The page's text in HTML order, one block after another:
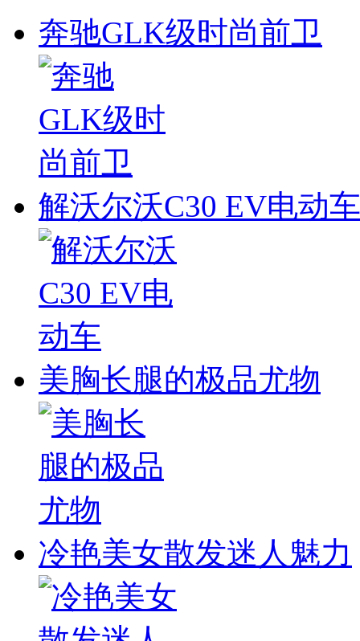
奔驰GLK级时尚前卫
解沃尔沃C30 EV电动车
美胸长腿的极品尤物
冷艳美女散发迷人魅力